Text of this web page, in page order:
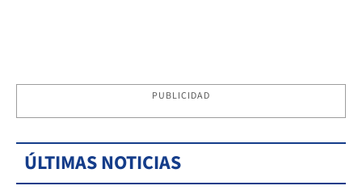
PUBLICIDAD
ÚLTIMAS NOTICIAS